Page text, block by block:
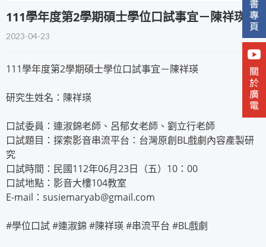
111學年度第2學期碩士學位口試事宜－陳祥瑛
2023-04-23
111學年度第2學期碩士學位口試事宜－陳祥瑛
研究生姓名：陳祥瑛
口試委員：連淑錦老師、呂郁女老師、劉立行老師
口試題目：探索影音串流平台：台灣原創BL戲劇內容產製研
究
口試時間：民國112年06月23日（五）10：00
口試地點：影音大樓104教室
E-mail：susiemaryab@gmail.com
#學位口試 #連淑錦 #陳祥瑛 #串流平台 #BL戲劇